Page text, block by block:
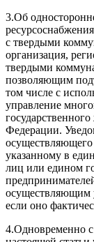
3.Об
с твердыми
организация,
твердыми
позволяющим
том числе с
управление
Федерации.
указанному в
лиц или едином
осуществляющим
если оно
4.Одновременно